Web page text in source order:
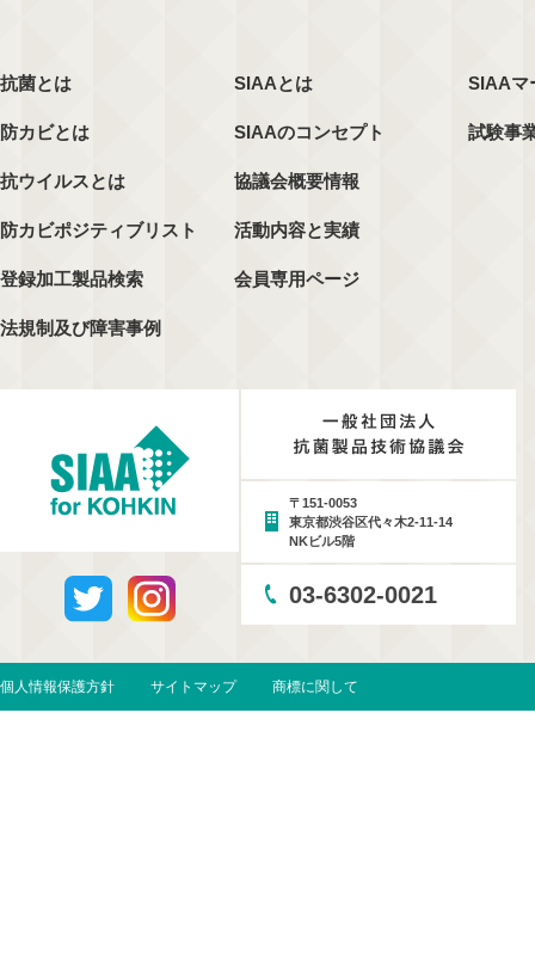
抗菌とは
防カビとは
抗ウイルスとは
防カビポジティブリスト
登録加工製品検索
法規制及び障害事例
SIAAとは
SIAAのコンセプト
協議会概要情報
活動内容と実績
会員専用ページ
SIAAマ
試験事
〒151-0053
東京都渋谷区代々木2-11-14
NKビル5階
03-6302-0021
個人情報保護方針 サイトマップ 商標に関して